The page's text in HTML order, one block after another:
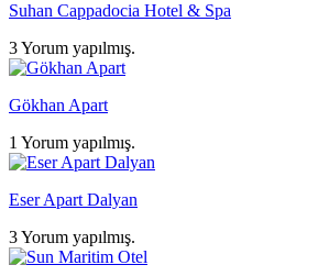
Suhan Cappadocia Hotel & Spa
3 Yorum yapılmış.
Gökhan Apart
1 Yorum yapılmış.
Eser Apart Dalyan
3 Yorum yapılmış.